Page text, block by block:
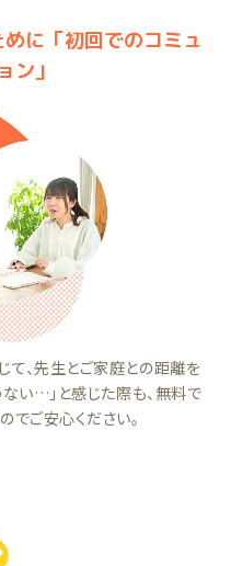
に「初回でのコミュ
ン」
、先生とご家庭との距離を
い…」と感じた際も、無料で
でご安心ください。